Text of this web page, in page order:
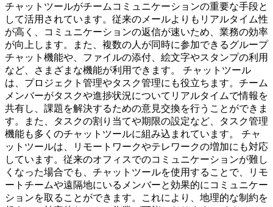
チャットツールがチームコミュニケーションの重要な手段と
して活用されています。従来のメールよりもリアルタイム性
が高く、コミュニケーションの返信が速いため、業務の効率
が向上します。また、複数の人が同時に参加できるグループ
チャット機能や、ファイルの添付、絵文字やスタンプの利用
など、さまざまな機能が利用できます。 チャットツール
は、プロジェクト管理やタスク管理にも役立ちます。チーム
メンバーがタスクや進捗状況についてリアルタイムで情報を
共有し、課題を解決するための意見交換を行うことができま
す。また、タスクの割り当てや期限の設定など、タスク管理
機能も多くのチャットツールに組み込まれています。 チャ
ットツールは、リモートワークやテレワークの増加にも対応
しています。従来のオフィスでのコミュニケーションが難し
くなった場合でも、チャットツールを使用することで、リモ
ートチームや遠隔地にいるメンバーと効果的にコミュニケー
ションを取ることができます。これにより、地理的な制約を